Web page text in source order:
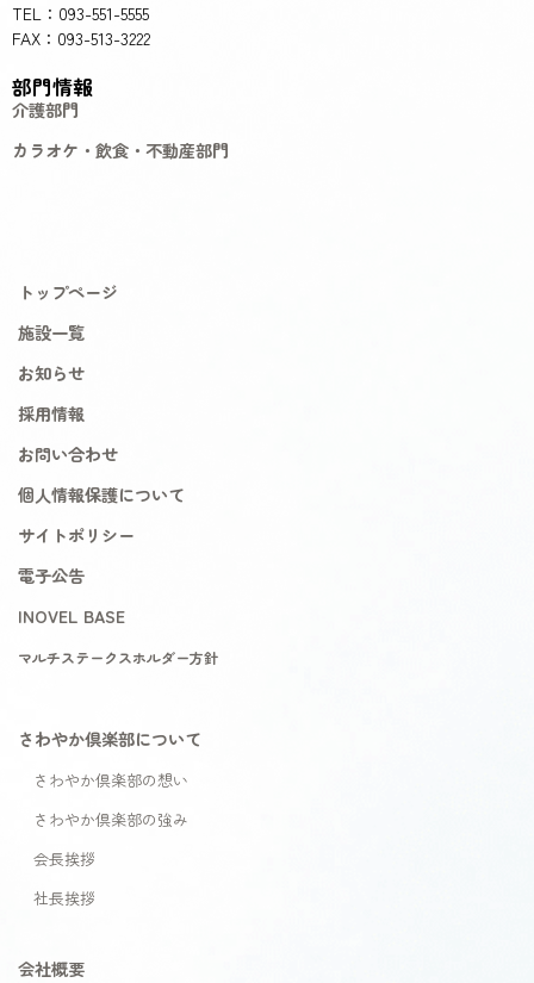
TEL：093-551-5555
FAX：093-513-3222
部門情報
介護部門
カラオケ・飲食・不動産部門
トップページ
施設一覧
お知らせ
採用情報
お問い合わせ
個人情報保護について
サイトポリシー
電子公告
INOVEL BASE
マルチステークスホルダー方針
さわやか倶楽部について
さわやか倶楽部の想い
さわやか倶楽部の強み
会長挨拶
社長挨拶
会社概要